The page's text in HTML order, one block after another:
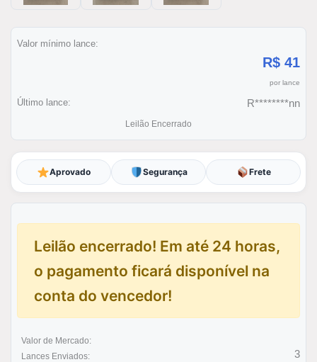
Valor mínimo lance:
R$ 41
por lance
Último lance: R********nn
Leilão Encerrado
Aprovado Segurança Frete
Leilão encerrado! Em até 24 horas,
o pagamento ficará disponível na
conta do vencedor!
Valor de Mercado:
Lances Enviados:
3